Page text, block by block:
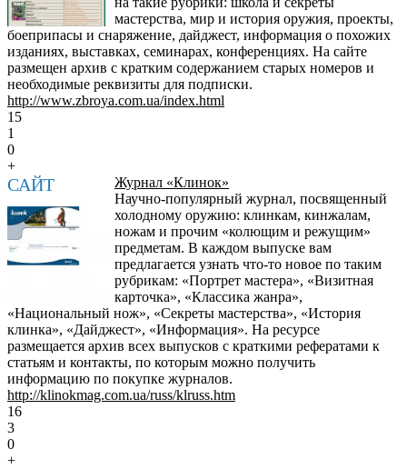
мастерства, мир и история оружия, проекты,
боеприпасы и снаряжение, дайджест, информация о похожих
изданиях, выставках, семинарах, конференциях. На сайте
размещен архив с кратким содержанием старых номеров и
необходимые реквизиты для подписки.
http://www.zbroya.com.ua/index.html
15
1
0
+
САЙТ
Журнал «Клинок»
Научно-популярный журнал, посвященный
холодному оружию: клинкам, кинжалам,
ножам и прочим «колющим и режущим»
предметам. В каждом выпуске вам
предлагается узнать что-то новое по таким
рубрикам: «Портрет мастера», «Визитная
карточка», «Классика жанра»,
«Национальный нож», «Секреты мастерства», «История
клинка», «Дайджест», «Информация». На ресурсе
размещается архив всех выпусков с краткими рефератами к
статьям и контакты, по которым можно получить
информацию по покупке журналов.
http://klinokmag.com.ua/russ/klruss.htm
16
3
0
+